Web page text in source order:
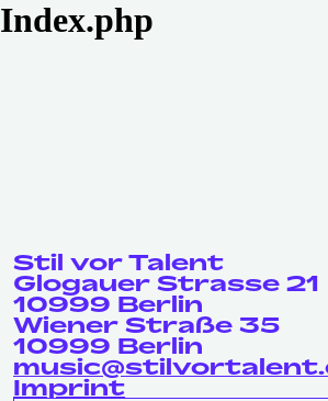
About
Index.php
Stil vor Talent
Glogauer Strasse 21
10999 Berlin
Wiener Straße 35
10999 Berlin
Imprint